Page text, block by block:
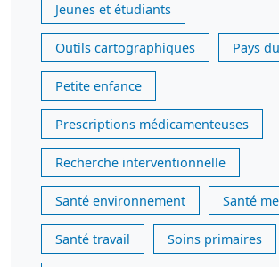
Jeunes et étudiants
Outils cartographiques Pays
Petite enfance
Prescriptions médicamenteuses
Recherche interventionnelle
Santé environnement Santé
Santé travail Soins primaires